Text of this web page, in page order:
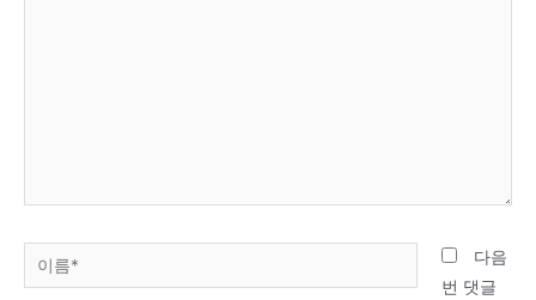
름
다음
번 댓글